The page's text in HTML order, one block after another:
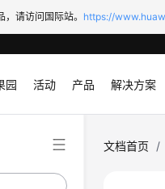
请访问国际站。 https://
园 活动 产品 解决方案
文档首页 /